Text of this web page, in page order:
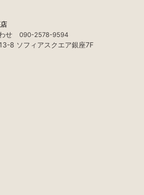
せ 090-2578-9594
8 ソフィアスクエア銀座7F